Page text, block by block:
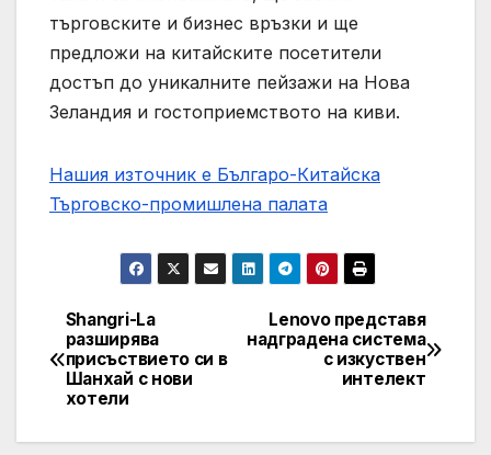
търговските и бизнес връзки и ще
предложи на китайските посетители
достъп до уникалните пейзажи на Нова
Зеландия и гостоприемството на киви.
Нашия източник е Българо-Китайска
Търговско-промишлена палaта
Post
navigation
Lenovo представя
надградена система
с изкуствен
интелект
Shangri-La
разширява
присъствието си в
Шанхай с нови
хотели